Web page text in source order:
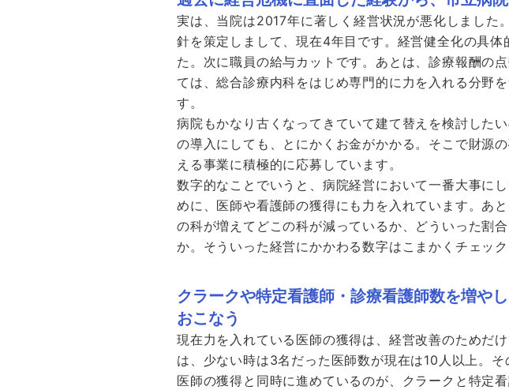
実は、当院は2017年に著しく経営状況が悪化しました
針を策定しまして、現在4年目です。経営健全化の具
た。次に職員の給与カットです。あとは、診療報酬の
ては、総合診療内科をはじめ専門的に力を入れる分野
す。
病院もかなり古くなってきていて建て替えを検討した
の導入にしても、とにかくお金がかかる。そこで財源
える事業に積極的に応募しています。
数字的なことでいうと、病院経営において一番大事に
めに、医師や看護師の獲得にも力を入れています。あ
の科が増えてどこの科が減っているか、どういった割
か。そういった経営にかかわる数字はこまかくチェック
クラークや特定看護師・診療看護師数を増や
おこなう
現在力を入れている医師の獲得は、経営改善のためだ
は、少ない時は3名だった医師数が現在は10人以上。
医師の獲得と同時に進めているのが、クラークと特定